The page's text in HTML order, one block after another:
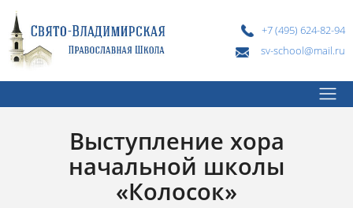
+7 (495) 624-82-94
sv-school@mail.ru
Выступление хора
начальной школы
«Колосок»